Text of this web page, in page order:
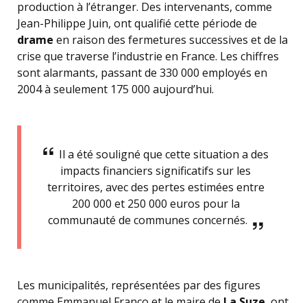
production à l’étranger. Des intervenants, comme
Jean-Philippe Juin, ont qualifié cette période de
drame en raison des fermetures successives et de la
crise que traverse l’industrie en France. Les chiffres
sont alarmants, passant de 330 000 employés en
2004 à seulement 175 000 aujourd’hui.
Il a été souligné que cette situation a des
impacts financiers significatifs sur les
territoires, avec des pertes estimées entre
200 000 et 250 000 euros pour la
communauté de communes concernés.
Les municipalités, représentées par des figures